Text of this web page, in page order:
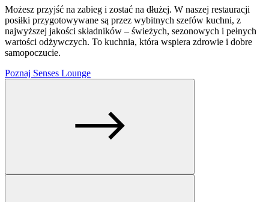
Możesz przyjść na zabieg i zostać na dłużej. W naszej restauracji
posiłki przygotowywane są przez wybitnych szefów kuchni, z
najwyższej jakości składników – świeżych, sezonowych i pełnych
wartości odżywczych. To kuchnia, która wspiera zdrowie i dobre
samopoczucie.
Poznaj Senses Lounge